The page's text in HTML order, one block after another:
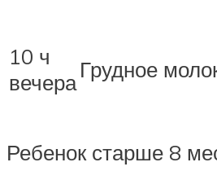
10 ч
вечераГрудное
Ребенок старше 8